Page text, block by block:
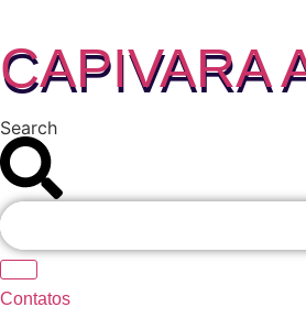
o
conteúdo
CAPIVARA
Search
Contatos